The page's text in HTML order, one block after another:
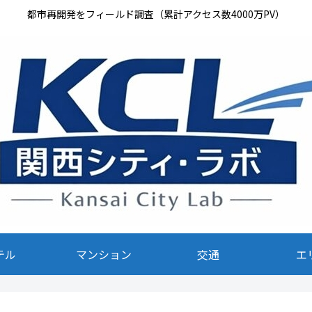
都市再開発をフィールド調査（累計アクセス数4000万PV）
ル マンション 交通 エ